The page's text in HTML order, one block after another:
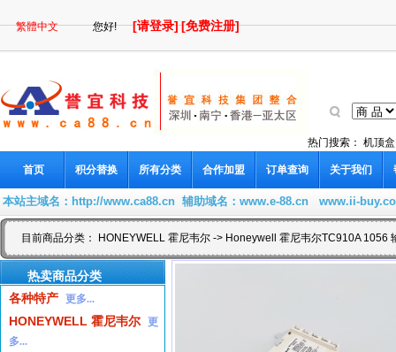
繁體中文 您好![请登录][免费注册]
热门搜索： 机顶盒
首页 积分替换 所有分类 合作加盟 订单查询 关于我们
本站主域名： http://www.ca88.cn 辅助域名： www.e-88.cn www.ii-
目前商品分类： HONEYWELL 霍尼韦尔 -> Honeywell 霍尼韦尔TC910A 1056
热卖商品分类
各种特产 更多...
HONEYWELL 霍尼韦尔 更
多...